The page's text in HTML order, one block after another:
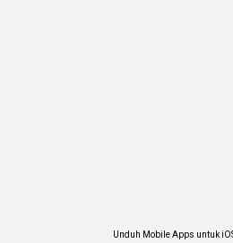
Unduh Mobile Apps untuk